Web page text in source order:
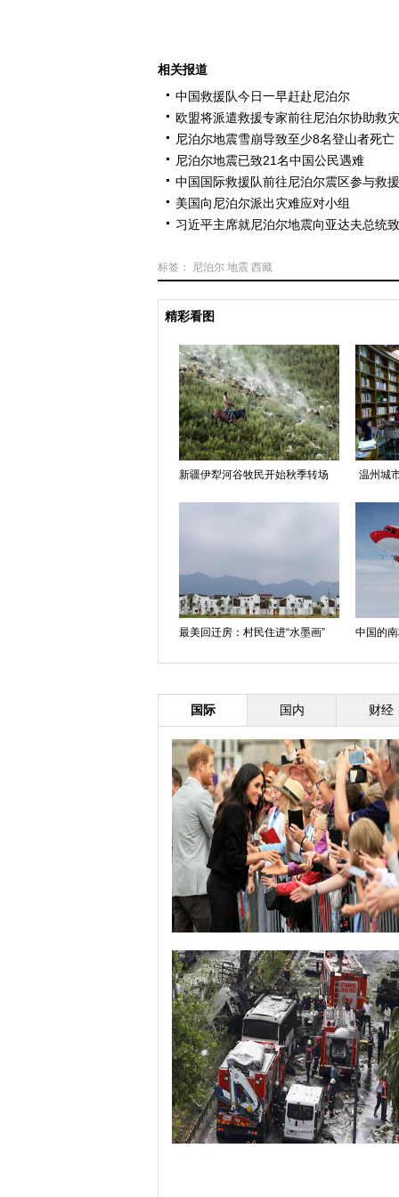
相关报道
中国救援队今日一早赶赴尼泊尔
欧盟将派遣救援专家前往尼泊尔协助救灾
尼泊尔地震雪崩导致至少8名登山者死亡
尼泊尔地震已致21名中国公民遇难
中国国际救援队前往尼泊尔震区参与救援
美国向尼泊尔派出灾难应对小组
习近平主席就尼泊尔地震向亚达夫总统
标签： 尼泊尔 地震 西藏
精彩看图
新疆伊犁河谷牧民开始秋季转场 温州城
最美回迁房：村民住进“水墨画” 中国的
国际 国内 财经
哈里与梅根亮相都柏林街头接受民众欢